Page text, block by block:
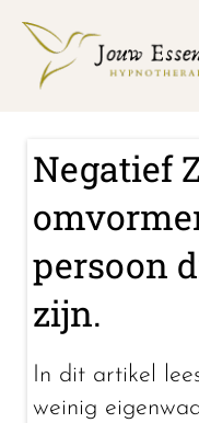
Negatief
persoon
zijn.
In dit artikel
weinig